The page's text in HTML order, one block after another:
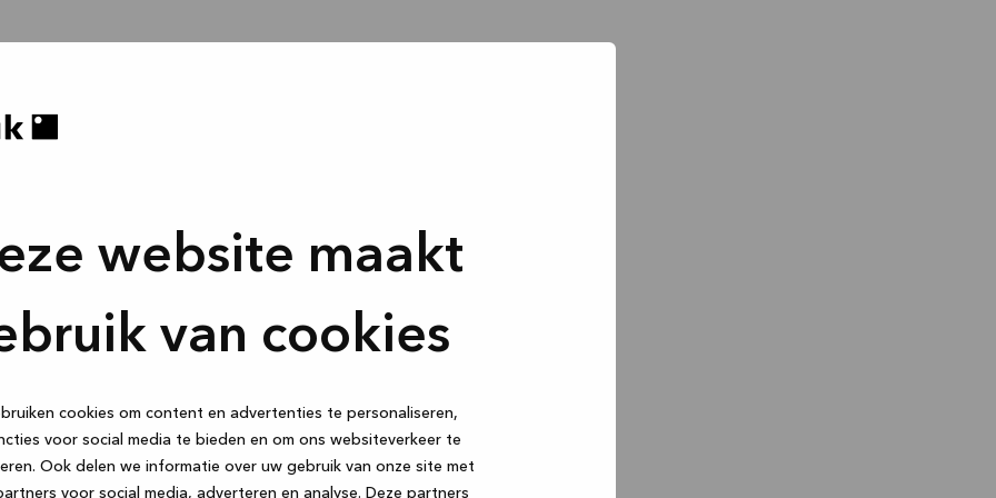
website maakt
van cookies
cookies om content en advertenties te personaliseren,
voor social media te bieden en om ons websiteverkeer te
Ook delen we informatie over uw gebruik van onze site met
voor social media, adverteren en analyse. Deze partners